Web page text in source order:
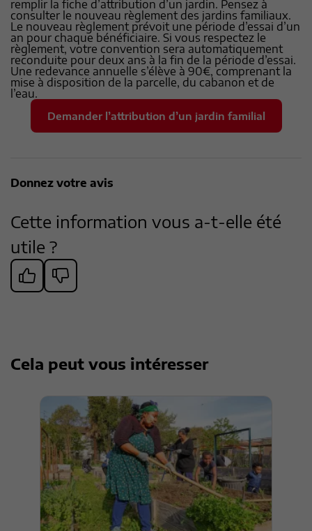
remplir la fiche d’attribution d’un jardin. Pensez à
consulter le nouveau règlement des jardins familiaux.
Le nouveau règlement prévoit une période d’essai d’un
an pour chaque bénéficiaire. Si vous respectez le
règlement, votre convention sera automatiquement
reconduite pour deux ans à la fin de la période d’essai.
Une redevance annuelle s’élève à 90€, comprenant la
mise à disposition de la parcelle, du cabanon et de
l’eau.
Demander l’attribution d’un jardin familial
Donnez votre avis
Cette information vous a-t-elle été
utile ?
Cela peut vous intéresser